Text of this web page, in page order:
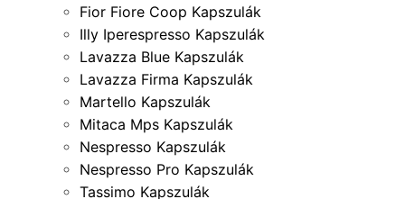
Fior Fiore Coop Kapszulák
Illy Iperespresso Kapszulák
Lavazza Blue Kapszulák
Lavazza Firma Kapszulák
Martello Kapszulák
Mitaca Mps Kapszulák
Nespresso Kapszulák
Nespresso Pro Kapszulák
Tassimo Kapszulák